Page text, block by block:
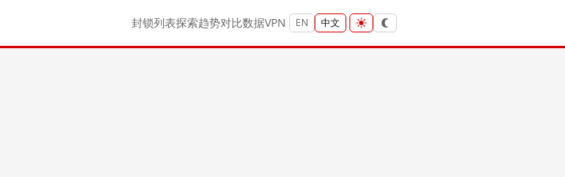
封锁列表探索趋势对比数据VPN EN 中文